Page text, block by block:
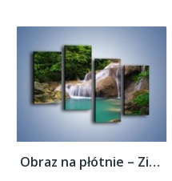
Obraz na płótnie – Zieleń woda i ryby –...